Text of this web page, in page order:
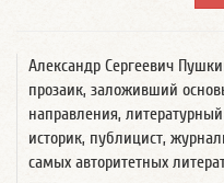
Александр Сергеевич
прозаик, заложивший
направления,
историк, публицист,
самых авторитетных